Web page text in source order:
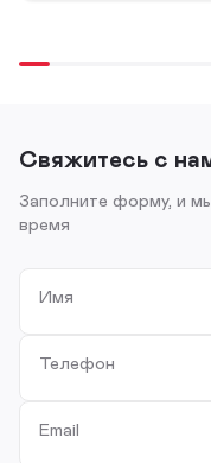
Свяжитесь с
Заполните форму, и
время
Имя
Телефон
Email